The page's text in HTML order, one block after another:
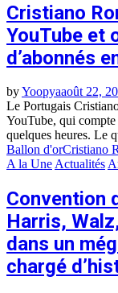
Cristiano
YouTube et
d’abonnés
byYoopyaaoût 22,
Le Portugais
YouTube, qui compte
quelques heures. Le
Ballon d'orCristiano
A la UneActualités
Convention
Harris,
dans un
chargé